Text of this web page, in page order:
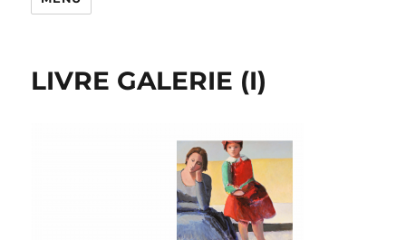
LIVRE GALERIE (I)